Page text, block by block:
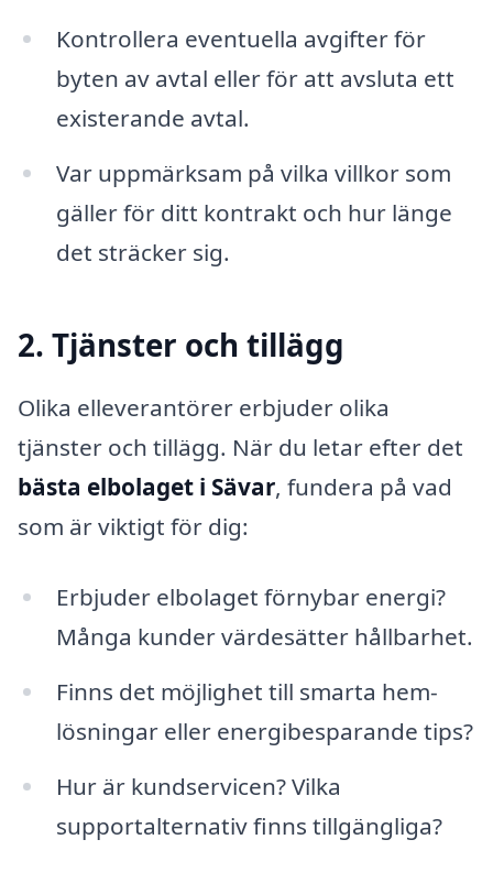
Kontrollera eventuella avgifter för
byten av avtal eller för att avsluta ett
existerande avtal.
Var uppmärksam på vilka villkor som
gäller för ditt kontrakt och hur länge
det sträcker sig.
2. Tjänster och tillägg
Olika elleverantörer erbjuder olika
tjänster och tillägg. När du letar efter det
bästa elbolaget i Sävar, fundera på vad
som är viktigt för dig:
Erbjuder elbolaget förnybar energi?
Många kunder värdesätter hållbarhet.
Finns det möjlighet till smarta hem-
lösningar eller energibesparande tips?
Hur är kundservicen? Vilka
supportalternativ finns tillgängliga?